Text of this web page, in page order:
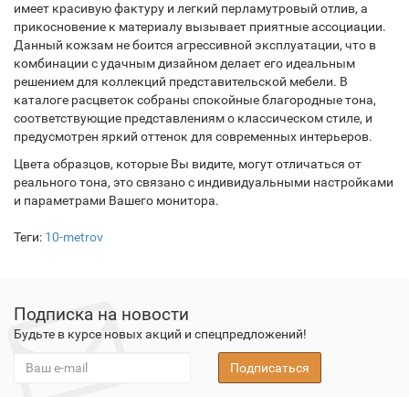
имеет красивую фактуру и легкий перламутровый отлив, а
прикосновение к материалу вызывает приятные ассоциации.
Данный кожзам не боится агрессивной эксплуатации, что в
комбинации с удачным дизайном делает его идеальным
решением для коллекций представительской мебели. В
каталоге расцветок собраны спокойные благородные тона,
соответствующие представлениям о классическом стиле, и
предусмотрен яркий оттенок для современных интерьеров.
Цвета образцов, которые Вы видите, могут отличаться от
реального тона, это связано с индивидуальными настройками
и параметрами Вашего монитора.
Теги: 10-metrov
Подписка на новости
Будьте в курсе новых акций и спецпредложений!
Подписаться